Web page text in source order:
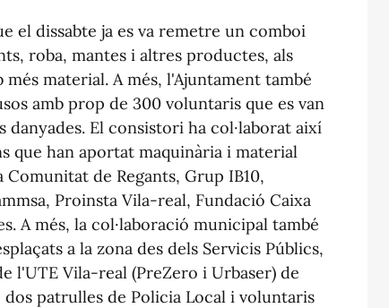
el dissabte ja es va remetre un comboi
roba, mantes i altres productes, als
material. A més, l'Ajuntament també
amb prop de 300 voluntaris que es van
danyades. El consistori ha col·laborat així
que han aportat maquinària i material
de Regants, Grup IB10,
Proinsta Vila-real, Fundació Caixa
A més, la col·laboració municipal també
a la zona des dels Servicis Públics,
l'UTE Vila-real (PreZero i Urbaser) de
patrulles de Policia Local i voluntaris